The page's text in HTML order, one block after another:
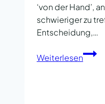
‘von der Hand’,
schwieriger zu
Entscheidung,…
Weiterlesen